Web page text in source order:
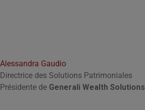
Alessandra Gaudio
Directrice des Solutions Patrimoniales
Présidente de Generali Wealth Solutions